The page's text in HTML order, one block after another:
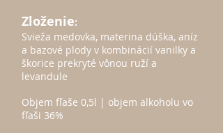
Zloženie:
Svieža medovka, materina dúška, aníz
a bazové plody v kombinácií vanilky a
škorice prekryté vônou ruží a
levandule
Objem fľaše 0,5l | objem alkoholu vo
fľaši 36%